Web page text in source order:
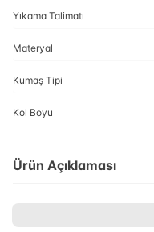
Yıkama Talimatı
Materyal
Kumaş Tipi
Kol Boyu
Ürün Açıklaması